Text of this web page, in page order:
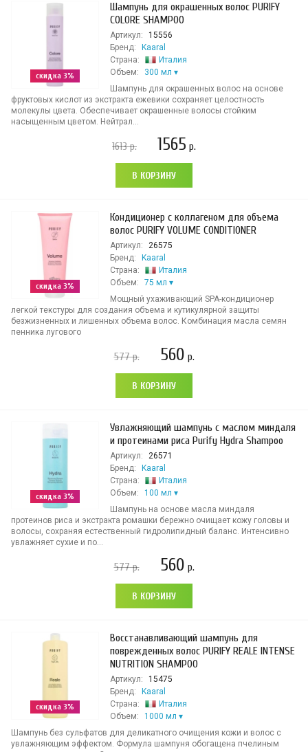
скидка 3%
Шампунь для окрашенных волос PURIFY
COLORE SHAMPOO
Артикул:
15556
Бренд:
Kaaral
Страна:
Италия
Объем:
300 мл
Шампунь для окрашенных волос на основе
фруктовых кислот из экстракта ежевики сохраняет целостность
молекулы цвета. Обеспечивает окрашенные волосы стойким
насыщенным цветом. Нейтрал...
1613р. 1565 р.
В КОРЗИНУ
скидка 3%
Кондиционер с коллагеном для объема
волос PURIFY VOLUME CONDITIONER
Артикул:
26575
Бренд:
Kaaral
Страна:
Италия
Объем:
75 мл
Мощный ухаживающий SPA-кондиционер
легкой текстуры для создания объема и кутикулярной защиты
безжизненных и лишенных объема волос. Комбинация масла семян
пенника лугового
577р. 560 р.
В КОРЗИНУ
скидка 3%
Увлажняющий шампунь с маслом миндаля
и протеинами риса Purify Hydra Shampoo
Артикул:
26571
Бренд:
Kaaral
Страна:
Италия
Объем:
100 мл
Шампунь на основе масла миндаля
протеинов риса и экстракта ромашки бережно очищает кожу головы и
волосы, сохраняя естественный гидролипидный баланс. Интенсивно
увлажняет сухие и по...
577р. 560 р.
В КОРЗИНУ
скидка 3%
Восстанавливающий шампунь для
поврежденных волос PURIFY REALE INTENSE
NUTRITION SHAMPOO
Артикул:
15475
Бренд:
Kaaral
Страна:
Италия
Объем:
1000 мл
Шампунь без сульфатов для деликатного очищения кожи и волос с
увлажняющим эффектом. Формула шампуня обогащена пчелиным